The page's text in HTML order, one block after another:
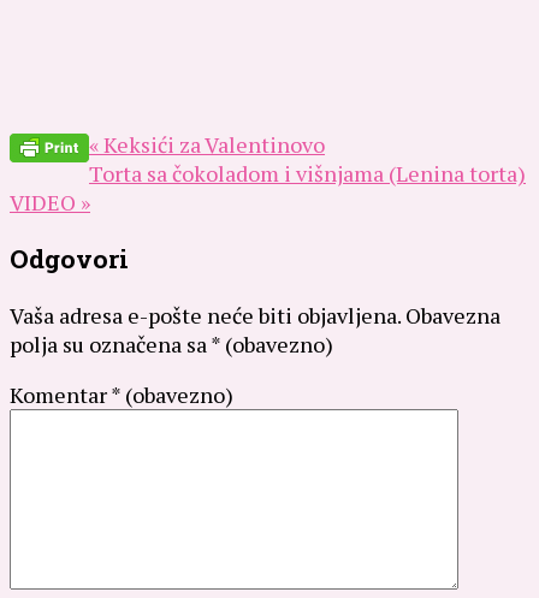
« Keksići za Valentinovo
Torta sa čokoladom i višnjama (Lenina torta)
VIDEO »
Odgovori
Vaša adresa e-pošte neće biti objavljena. Obavezna
polja su označena sa* (obavezno)
Komentar* (obavezno)